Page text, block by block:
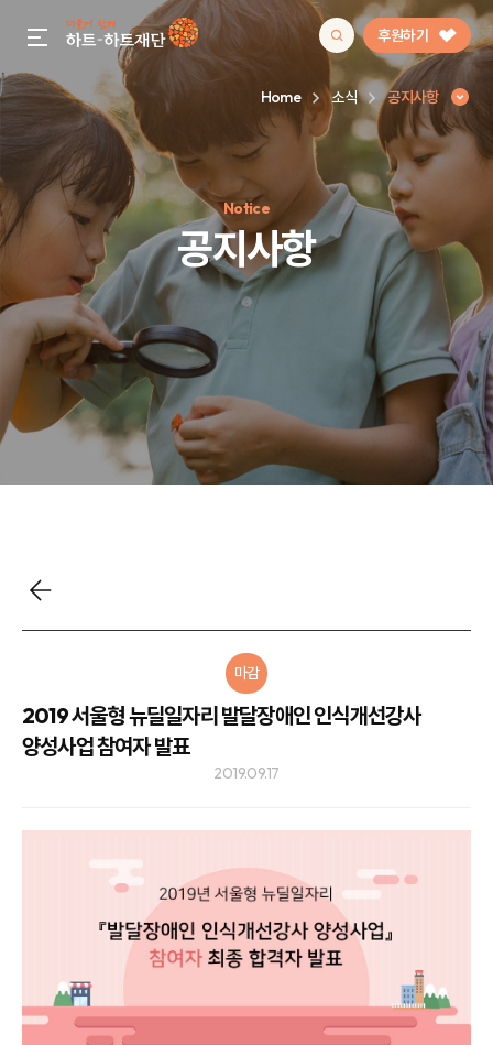
gnb menu open 후원하기
인기 키워드
#정기후원#하트플레이스#캠페인#팬덤후원
Home 소식 공지사항
Notice
공지사항
마감
2019 서울형 뉴딜일자리 발달장애인 인식개선강사
양성사업 참여자 발표
2019.09.17